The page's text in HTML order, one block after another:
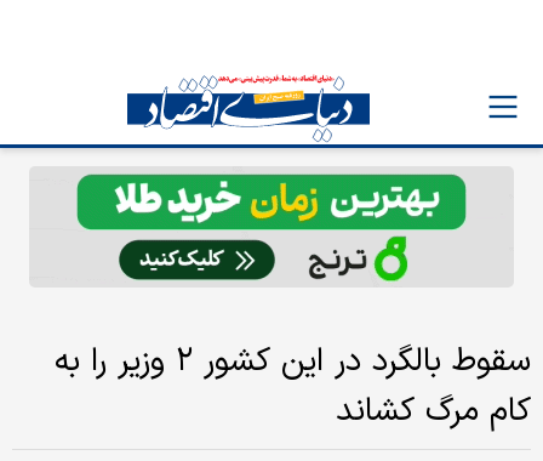
سقوط بالگرد در این کشور ۲ وزیر را به
کام مرگ کشاند